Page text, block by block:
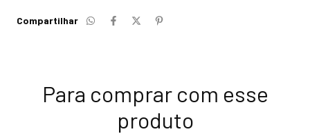
Compartilhar
Para comprar com esse
produto